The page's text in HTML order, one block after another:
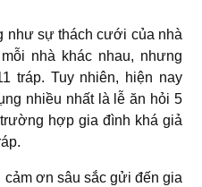
như sự thách cưới của nhà
nhà khác nhau, nhưng
tráp. Tuy nhiên, hiện nay
nhiều nhất là lễ ăn hỏi 5
hợp gia đình khá giả
ơn sâu sắc gửi đến gia